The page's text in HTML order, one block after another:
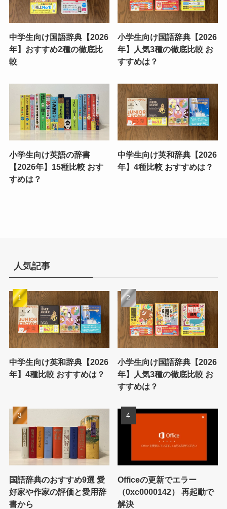
中学生向け国語辞典【2026
年】おすすめ2種の徹底比
較
小学生向け国語辞典【2026
年】人気3種の徹底比較 お
すすめは？
小学生向け英語の辞書
【2026年】15種比較 おす
すめは？
中学生向け英和辞典【2026
年】4種比較 おすすめは？
人気記事
中学生向け英和辞典【2026
年】4種比較 おすすめは？
小学生向け国語辞典【2026
年】人気3種の徹底比較 お
すすめは？
国語辞典のおすすめ9選 愛
好家や作家の評価と愛用辞
書から
Officeの更新でエラー
（0xc0000142） 再起動で
解決